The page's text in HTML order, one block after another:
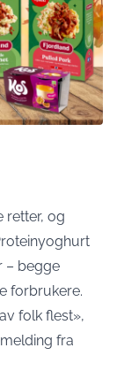
retter, og
– begge
forbrukere.
folk flest»,
fra